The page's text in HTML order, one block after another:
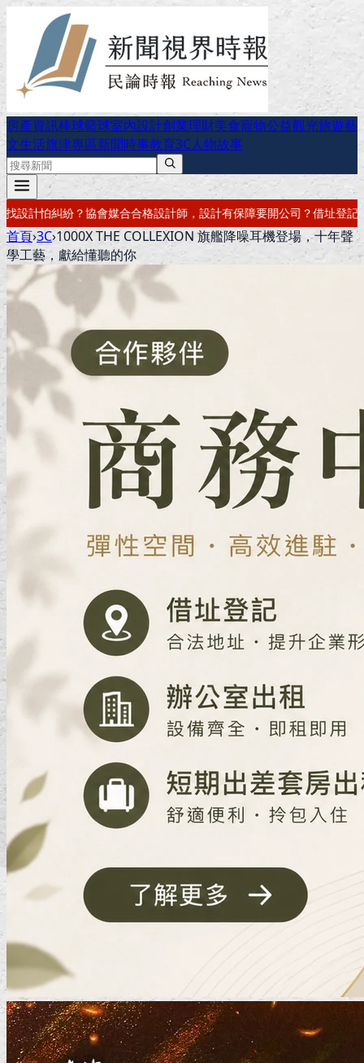
房產資訊棒球籃球室內設計創業理財美食寵物公益觀光旅遊藝
文生活旗津專區新聞時事教育3C人物故事
計有保障要開公司？借址登記・公司設立・工商登記一次辦好記帳報
首頁›3C›1000X THE COLLEXION 旗艦降噪耳機登場，十年聲
學工藝，獻給懂聽的你